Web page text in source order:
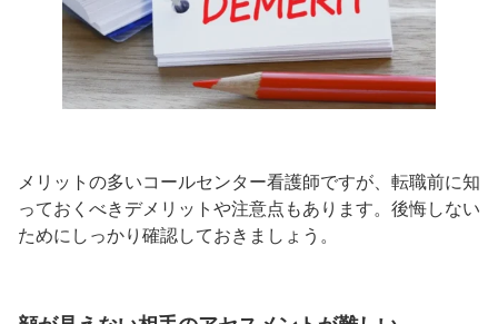
メリットの多いコールセンター看護師ですが、転職前に知
っておくべきデメリットや注意点もあります。後悔しない
ためにしっかり確認しておきましょう。